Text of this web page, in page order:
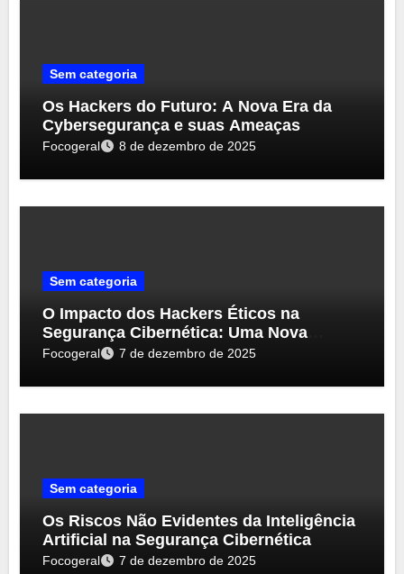
Sem categoria
Os Hackers do Futuro: A Nova Era da
Cybersegurança e suas Ameaças
Focogeral 8 de dezembro de 2025
Sem categoria
O Impacto dos Hackers Éticos na
Segurança Cibernética: Uma Nova
Perspectiva
Focogeral 7 de dezembro de 2025
Sem categoria
Os Riscos Não Evidentes da Inteligência
Artificial na Segurança Cibernética
Focogeral 7 de dezembro de 2025